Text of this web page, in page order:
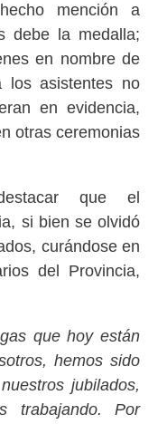
mención a
debe la medalla;
en nombre de
los asistentes no
en evidencia,
otras ceremonias
que el
si bien se olvidó
curándose en
del Provincia,
que hoy están
hemos sido
jubilados,
trabajando. Por